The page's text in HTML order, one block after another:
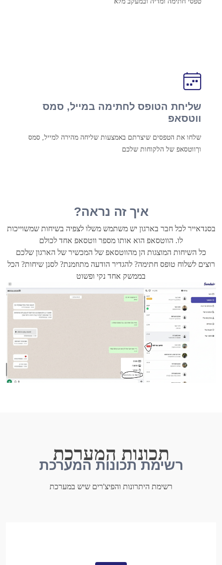
שליחת הטופס לחתימה במייל, סמס
ווטסאפ
שלחו את הטפסים שיצרתם באמצעות שליחה מהירה למייל, סמס
וךווטסאפ של הלקוחות שלכם
איך זה נראה?
בסנדאייר לכל חבר בארגון יש משתמש משלו לצפיה בשיחות שמשוייכות
לו. הווטסאפ הוא אותו מספר ווטסאפ אחד לכולם
כל השיחות המוצגות הן מהווטסאפ של המכשיר של הארגון שלכם
רוצים לשלוח טופס חתימה? להגדיר הודעה מתוזמנת? לסנן שיחות? הכל
בממשק אחד נקי ופשוט
תכונות המערכת
רשימת תכונות המערכת
רשימת היתרונות והפיצ'רים שיש במערכת